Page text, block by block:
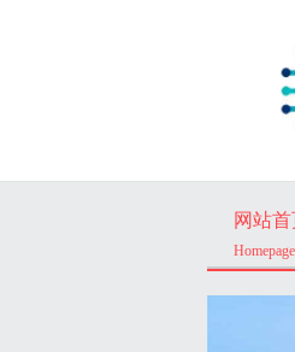
网站
Homepage